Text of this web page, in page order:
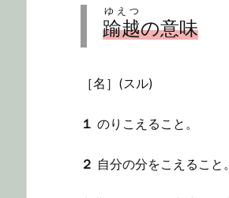
踰越
ゆえつ
の意味
［名］(スル)
１ のりこえること。
２ 自分の分をこえること。